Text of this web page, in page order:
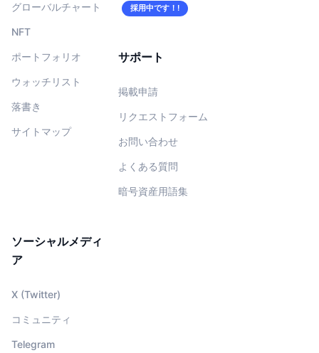
グローバルチャート
NFT
ポートフォリオ
ウォッチリスト
落書き
サイトマップ
採用中です！!
サポート
掲載申請
リクエストフォーム
お問い合わせ
よくある質問
暗号資産用語集
ソーシャルメディ
ア
X (Twitter)
コミュニティ
Telegram